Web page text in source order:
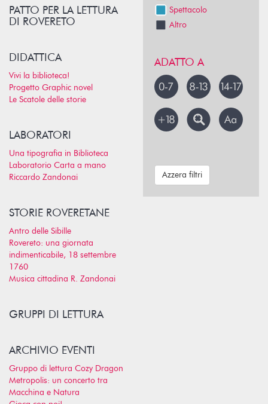
PATTO PER LA LETTURA
DI ROVERETO
DIDATTICA
Vivi la biblioteca!
Progetto Graphic novel
Le Scatole delle storie
LABORATORI
Una tipografia in Biblioteca
Laboratorio Carta a mano
Riccardo Zandonai
STORIE ROVERETANE
Antro delle Sibille
Rovereto: una giornata
indimenticabile, 18 settembre
1760
Musica cittadina R. Zandonai
GRUPPI DI LETTURA
ARCHIVIO EVENTI
Gruppo di lettura Cozy Dragon
Metropolis: un concerto tra
Macchina e Natura
Spettacolo
Altro
ADATTO A
Azzera filtri